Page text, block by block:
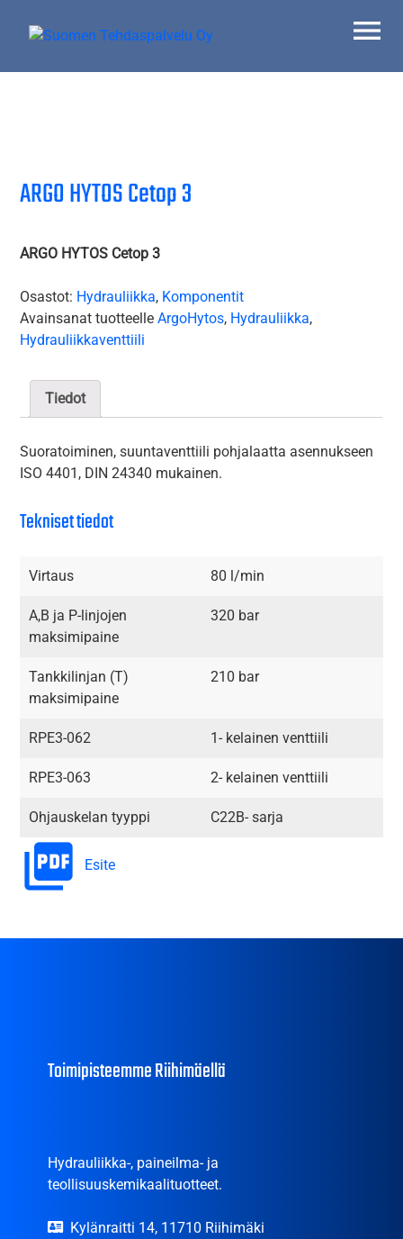
ARGO HYTOS Cetop 3
ARGO HYTOS Cetop 3
Osastot: Hydrauliikka, Komponentit
Avainsanat tuotteelleArgoHytos, Hydrauliikka,
Hydrauliikkaventtiili
Tiedot
Suoratoiminen, suuntaventtiili pohjalaatta asennukseen
ISO 4401, DIN 24340 mukainen.
Tekniset tiedot
Virtaus 80 l/min
A,B ja P-linjojen
maksimipaine
320 bar
Tankkilinjan (T)
maksimipaine
210 bar
RPE3-062 1- kelainen venttiili
RPE3-063 2- kelainen venttiili
Ohjauskelan tyyppi C22B- sarja
Esite
Toimipisteemme Riihimäellä
Hydrauliikka-, paineilma- ja
teollisuuskemikaalituotteet.
Kylänraitti 14, 11710 Riihimäki